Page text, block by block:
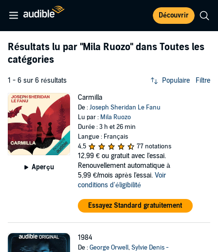
Découvrir
Résultats lu par "Mila Ruozo" dans Toutes les
catégories
1 - 6 sur 6 résultats Populaire Filtre
Aperçu
Carmilla
De :Joseph Sheridan Le Fanu
Lu par : Mila Ruozo
Durée : 3 h et 26 min
Langue : Français
4,5
77 notations
12,99 € ou gratuit avec l'essai.
Renouvellement automatique à
5,99 €/mois après l'essai. Voir
conditions d'éligibilité
Essayez Standard gratuitement
1984
De :George Orwell,Sylvie Denis -